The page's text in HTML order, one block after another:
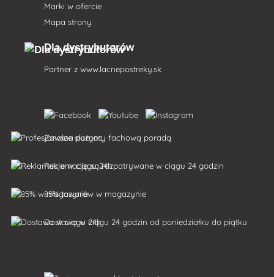
Marki w ofercie
Mapa strony
Dla dystrybutorów
Partner z www.lacnepostreky.sk
Zawsze służymy fachową poradą
Reklamacje są rozpatrywane w ciągu 24 godzin
85% towarów w magazynie
Dostawa w ciągu 24 godzin od poniedziałku do piątku